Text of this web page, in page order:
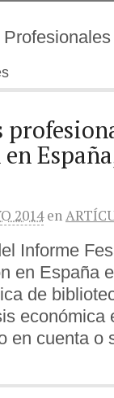
Profesionales
2014 en
Informe
en España
de
económica
en cuenta o